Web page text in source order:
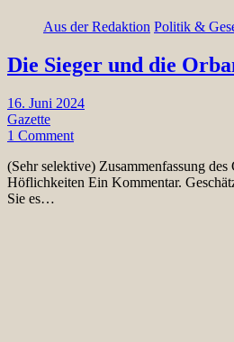
Aus der Redaktion Politik &
Die Sieger und die
16. Juni 2024
Gazette
1 Comment
(Sehr selektive) Zusammenfassung des
Höflichkeiten Ein Kommentar.
Sie es…